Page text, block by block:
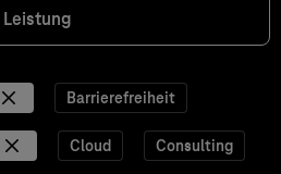
Leistung
Barrierefreiheit
Cloud Consulting